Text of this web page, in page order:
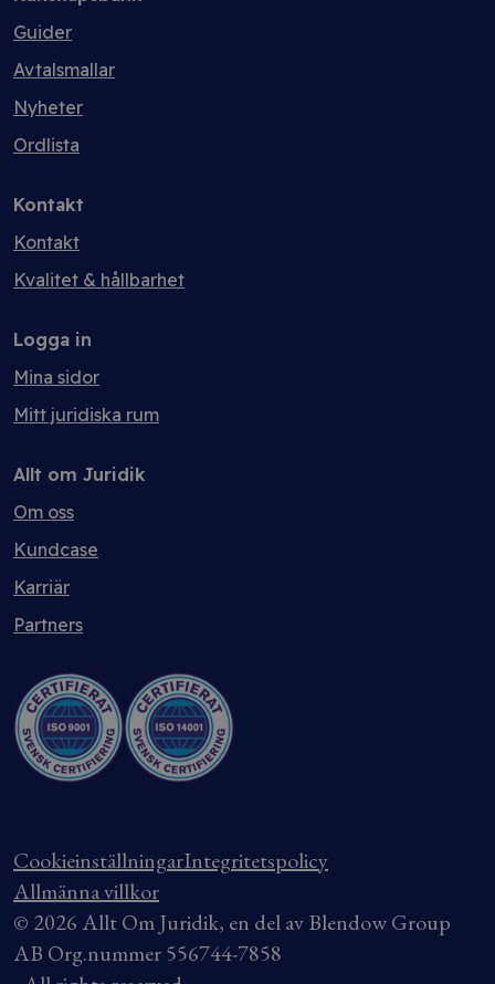
Guider
Avtalsmallar
Nyheter
Ordlista
Kontakt
Kontakt
Kvalitet & hållbarhet
Logga in
Mina sidor
Mitt juridiska rum
Allt om Juridik
Om oss
Kundcase
Karriär
Partners
CookieinställningarIntegritetspolicy
Allmänna villkor
© 2026 Allt Om Juridik, en del av Blendow Group
AB Org.nummer 556744-7858